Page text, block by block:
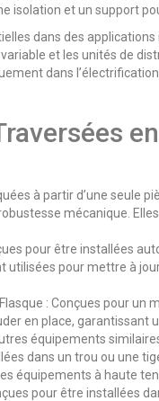
isolation et un support
dans des
et les unités de
dans
à partir d’une seule
mécanique.
pour être installées
utilisées pour mettre à
: Conçues pour un
en place, garantissant
équipements
dans un trou ou une
équipements à haute
pour être installées